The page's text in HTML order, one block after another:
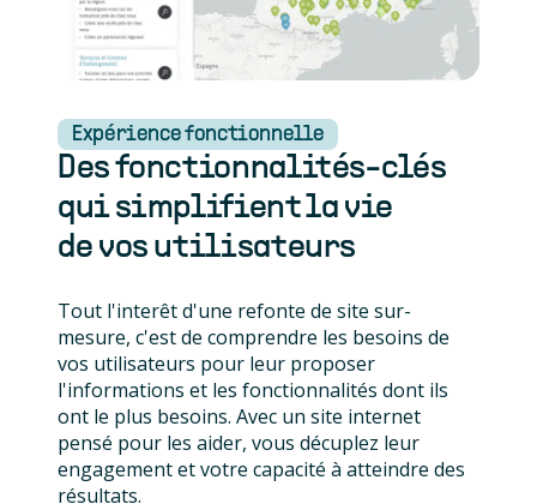
Expérience fonctionnelle
Des fonctionnalités-clés
qui simplifient la vie
de vos utilisateurs
Tout l'interêt d'une refonte de site sur-
mesure, c'est de comprendre les besoins de
vos utilisateurs pour leur proposer
l'informations et les fonctionnalités dont ils
ont le plus besoins. Avec un site internet
pensé pour les aider, vous décuplez leur
engagement et votre capacité à atteindre des
résultats.